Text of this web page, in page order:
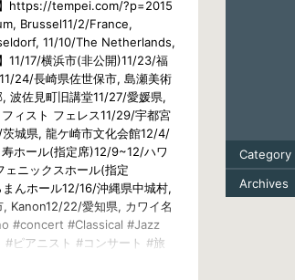
Category
Archives
tempei.com/?p=2015
Brussel11/2/France,
11/10/The Netherlands,
11/17/横浜市(非公開)11/23/福
24/長崎県佐世保市, 島瀬美術
波佐見町旧講堂11/27/愛媛県,
ィスト フェレス11/29/宇都宮
城県, 龍ケ崎市文化会館12/4/
ホール(指定席)12/9~12/ハワ
ニックスホール(指定
んホール12/16/沖縄県中城村,
, Kanon12/22/愛知県, カワイ名
#concert #Classical #Jazz
ピアニスト #コンサート #旅